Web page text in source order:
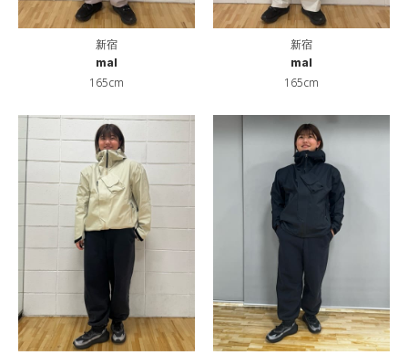
新宿
mal
165cm
新宿
mal
165cm